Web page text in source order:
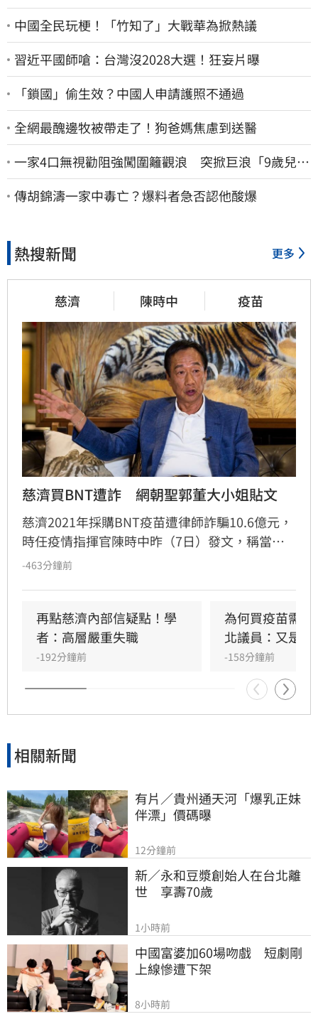
中國全民玩梗！「竹知了」大戰華為掀熱議
習近平國師嗆：台灣沒2028大選！狂妄片曝
「鎖國」偷生效？中國人申請護照不通過
全網最醜邊牧被帶走了！狗爸媽焦慮到送醫
一家4口無視勸阻強闖圍籬觀浪 突掀巨浪「9歲兒當
場遭捲入海」
傳胡錦濤一家中毒亡？爆料者急否認他酸爆
熱搜新聞 更多
慈濟 陳時中 疫苗
慈濟買BNT遭詐　網朝聖郭董大小姐貼文
慈濟2021年採購BNT疫苗遭律師詐騙10.6億元，
時任疫情指揮官陳時中昨（7日）發文，稱當年
早就苦口婆心要提防掮客，卻遭在野攻擊抹黑；
為，慈濟固然被當盤子詐騙，但和疫情爆發後疫
苗確實不足，根本是兩碼事，批評綠營偷換概念
洗記憶的手法太過粗糙。更有大批網友回顧郭台
銘2023年「大小姐說不要買」的貼文，認為內容
較符合當初疫苗採購受政治因素卡關或延遲的時
間線 。
-463分鐘前
再點慈濟內部信疑點！學
者：高層嚴重失職
-192分鐘前
為何買疫苗需
北議員：又是中
-158分鐘前
相關新聞
有片／貴州通天河「爆乳正妹
伴漂」價碼曝
12分鐘前
新／永和豆漿創始人在台北離
世　享壽70歲
1小時前
中國富婆加60場吻戲　短劇剛
上線慘遭下架
8小時前